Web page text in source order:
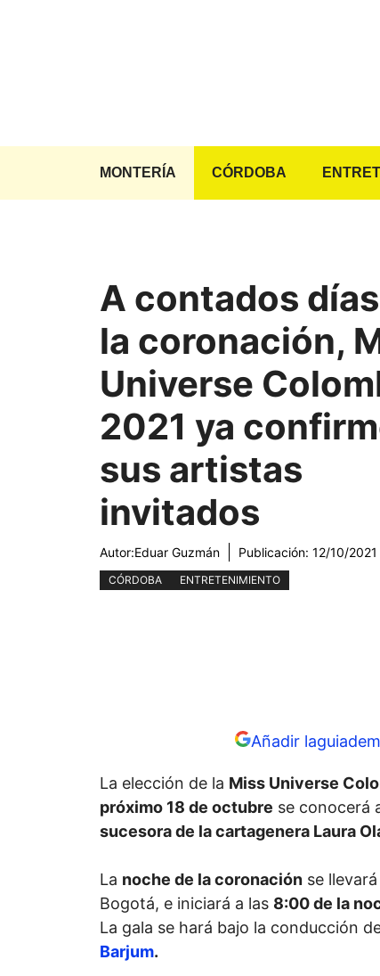
MONTERÍA CÓRDOBA
A contados
la coronación,
Universe
2021 ya
sus artistas
invitados
Autor:Eduar Guzmán Publicación: 12/10/2021
CÓRDOBA ENTRETENIMIENTO
Añadir
La elección de la Miss Universe
próximo 18 de octubre se conocerá
sucesora de la cartagenera Laura
La noche de la coronación se
Bogotá, e iniciará a las 8:00 de la
La gala se hará bajo la conducción
Barjum.